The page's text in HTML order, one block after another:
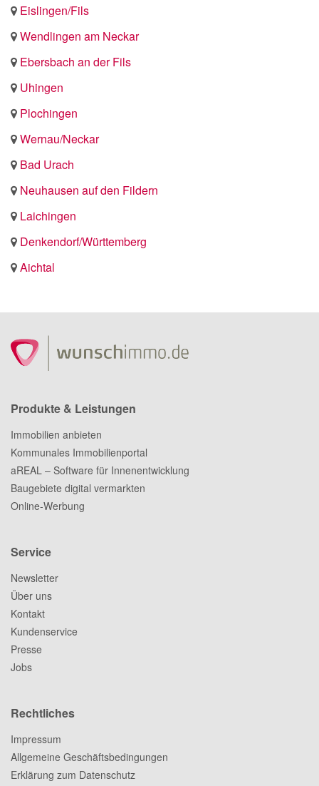
Eislingen/Fils
Wendlingen am Neckar
Ebersbach an der Fils
Uhingen
Plochingen
Wernau/Neckar
Bad Urach
Neuhausen auf den Fildern
Laichingen
Denkendorf/Württemberg
Aichtal
Produkte & Leistungen
Immobilien anbieten
Kommunales Immobilienportal
aREAL – Software für Innenentwicklung
Baugebiete digital vermarkten
Online-Werbung
Service
Newsletter
Über uns
Kontakt
Kundenservice
Presse
Jobs
Rechtliches
Impressum
Allgemeine Geschäftsbedingungen
Erklärung zum Datenschutz